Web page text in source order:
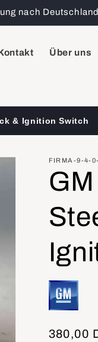
nach
Über uns
& Ignition Switch
FIRMA-9-4-
380,00